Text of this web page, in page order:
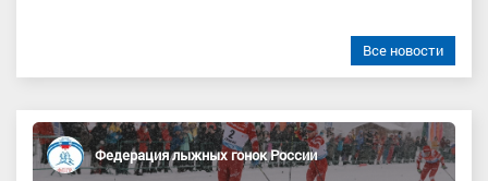
Все новости
Федерация лыжных гонок России